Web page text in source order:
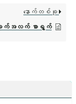
နောက်တစ်ခု
က်အလက် စာရွက်